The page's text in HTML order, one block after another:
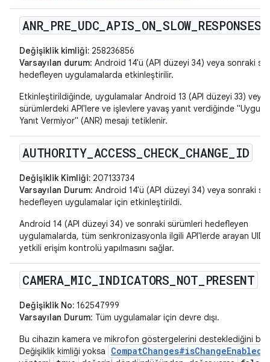
ANR_ PRE UDC APIS ON SLOW RESPONSES
Değişiklik kimliği: 258236856
Varsayılan durum: Android 14'ü (API düzeyi 34) veya sonraki
hedefleyen uygulamalarda etkinleştirilir.
Etkinleştirildiğinde, uygulamalar Android 13 (API düzeyi 33) veya
sürümlerdeki API'lere ve işlevlere yavaş yanıt verdiğinde
Yanıt Vermiyor" (ANR) mesajı tetiklenir.
AUTHORITY_ ACCESS CHECK CHANGE ID
Değişiklik Kimliği: 207133734
Varsayılan Durum: Android 14'ü (API düzeyi 34) veya sonraki
hedefleyen uygulamalar için etkinleştirildi.
Android 14 (API düzeyi 34) ve sonraki sürümleri hedefleyen
uygulamalarda, tüm senkronizasyonla ilgili API'lerde arayan UID
yetkili erişim kontrolü yapılmasını sağlar.
CAMERA_ MIC INDICATORS NOT PRESENT
Değişiklik No: 162547999
Varsayılan Durum: Tüm uygulamalar için devre dışı.
Bu cihazın kamera ve mikrofon göstergelerini desteklediğini
Değişiklik kimliği yoksa
CompatChanges#isChangeEnabled